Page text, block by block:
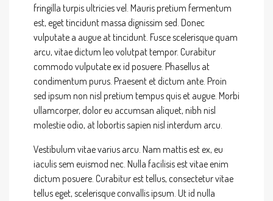
fringilla turpis ultricies vel. Mauris pretium fermentum
est, eget tincidunt massa dignissim sed. Donec
vulputate a augue at tincidunt. Fusce scelerisque quam
arcu, vitae dictum leo volutpat tempor. Curabitur
commodo vulputate ex id posuere. Phasellus at
condimentum purus. Praesent et dictum ante. Proin
sed ipsum non nisl pretium tempus quis et augue. Morbi
ullamcorper, dolor eu accumsan aliquet, nibh nisl
molestie odio, at lobortis sapien nisl interdum arcu.
Vestibulum vitae varius arcu. Nam mattis est ex, eu
iaculis sem euismod nec. Nulla facilisis est vitae enim
dictum posuere. Curabitur est tellus, consectetur vitae
tellus eget, scelerisque convallis ipsum. Ut id nulla